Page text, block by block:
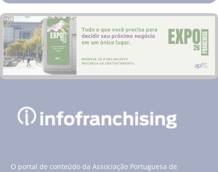
PUB
O portal de conteúdo da Associação Portuguesa de